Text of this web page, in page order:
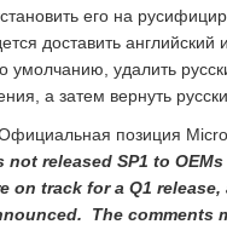
его на
доставить английский
умолчанию, удалить
а затем вернуть
позиция
not released SP1 to
on track for a Q1 release,
The comments